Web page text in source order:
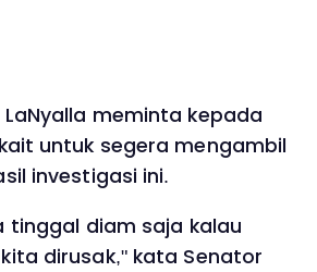
meminta kepada
untuk segera mengambil
investigasi ini.
tinggal diam saja kalau
dirusak," kata Senator